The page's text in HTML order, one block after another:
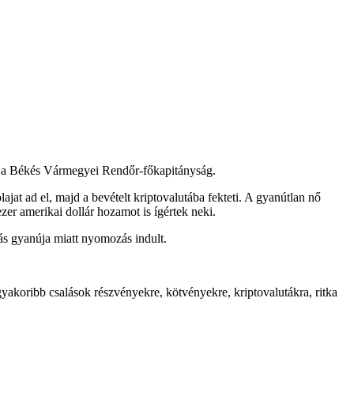
Békés Vármegyei Rendőr-főkapitányság.
ad el, majd a bevételt kriptovalutába fekteti. A gyanútlan nő
amerikai dollár hozamot is ígértek neki.
gyanúja miatt nyomozás indult.
csalások részvényekre, kötvényekre, kriptovalutákra, ritka